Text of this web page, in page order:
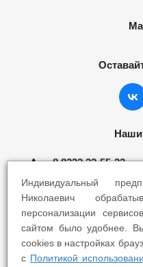
Наши
8 8332 22-55-22
Киров,
Киров,
Индивидуальный
Николаевич
персонализации
сайтом было удобнее.
cookies в настройках
с Политикой